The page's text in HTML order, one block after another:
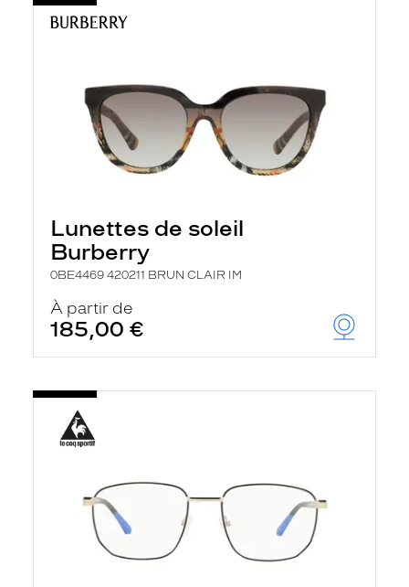
Lunettes de soleil
Burberry
0BE4469 420211 BRUN CLAIR IM
À partir de
185,00 €